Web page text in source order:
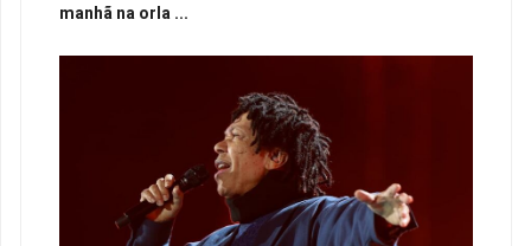
manhã na orla ...